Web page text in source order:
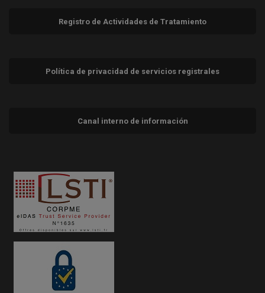
Registro de Actividades de Tratamiento
Política de privacidad de servicios registrales
Canal interno de información